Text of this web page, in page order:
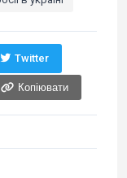
Twitter
Копіювати